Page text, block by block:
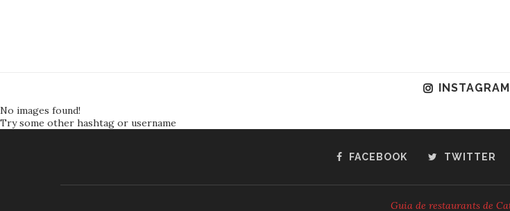
INSTAGRAM
No images found!
Try some other hashtag or username
FACEBOOK TWITTER
Guia de restaurants de